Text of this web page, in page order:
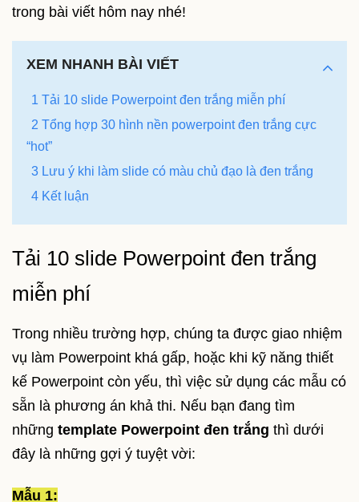
trong bài viết hôm nay nhé!
XEM NHANH BÀI VIẾT
1 Tải 10 slide Powerpoint đen trắng miễn phí
2 Tổng hợp 30 hình nền powerpoint đen trắng cực
“hot”
3 Lưu ý khi làm slide có màu chủ đạo là đen trắng
4 Kết luận
Tải 10 slide Powerpoint đen trắng
miễn phí
Trong nhiều trường hợp, chúng ta được giao nhiệm
vụ làm Powerpoint khá gấp, hoặc khi kỹ năng thiết
kế Powerpoint còn yếu, thì việc sử dụng các mẫu có
sẵn là phương án khả thi. Nếu bạn đang tìm
những template Powerpoint đen trắng thì dưới
đây là những gợi ý tuyệt vời:
Mẫu 1: